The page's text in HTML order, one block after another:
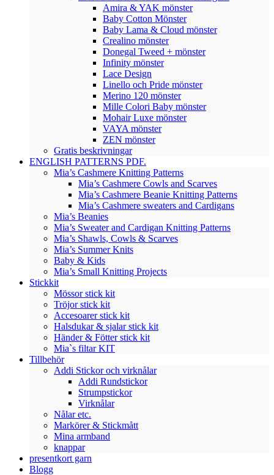
Amira & YAK mönster
Baby Cotton Mönster
Baby Lama & Cloud mönster
Crealino mönster
Donegal Tweed + mönster
Infinity mönster
Lace Design
Linello och Pride mönster
Merino 120 mönster
Mille Colori Baby mönster
Mohair Luxe mönster
VAYA mönster
ZEN mönster
Gratis beskrivningar
ENGLISH PATTERNS PDF.
Mia’s Cashmere Knitting Patterns
Mia’s Cashmere Cowls and Scarves
Mia’s Cashmere Beanie Knitting Patterns
Mia’s Cashmere sweaters and Cardigans
Mia’s Beanies
Mia’s Sweater and Cardigan Knitting Patterns
Mia’s Shawls, Cowls & Scarves
Mia’s Summer Knits
Baby & Kids
Mia’s Small Knitting Projects
Stickkit
Mössor stick kit
Tröjor stick kit
Accesoarer stick kit
Halsdukar & sjalar stick kit
Händer & Fötter stick kit
Mia`s filtar KIT
Tillbehör
Addi Stickor och virknålar
Addi Rundstickor
Strumpstickor
Virknålar
Nålar etc.
Markörer & Stickmått
Mina armband
knappar
presentkort garn
Blogg